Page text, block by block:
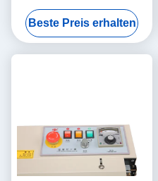
Dichtmaschine Elektrisch
einfach zu bedienen
Beste Preis erhalten